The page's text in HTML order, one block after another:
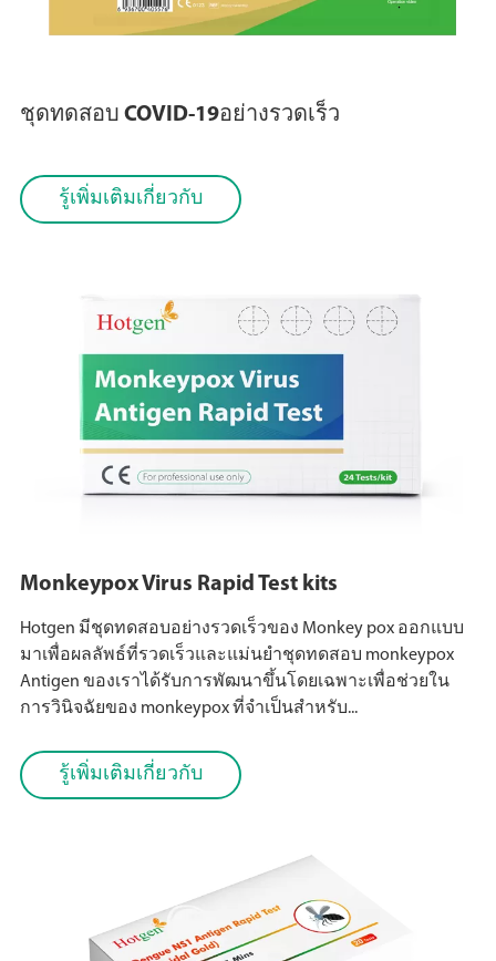
ชุดทดสอบ COVID-19อย่างรวดเร็ว
รู้เพิ่มเติมเกี่ยวกับ
Monkeypox Virus Rapid Test kits
Hotgen มีชุดทดสอบอย่างรวดเร็วของ Monkey pox ออกแบบ
มาเพื่อผลลัพธ์ที่รวดเร็วและแม่นยำชุดทดสอบ monkeypox
Antigen ของเราได้รับการพัฒนาขึ้นโดยเฉพาะเพื่อช่วยใน
การวินิจฉัยของ monkeypox ที่จำเป็นสำหรับ...
รู้เพิ่มเติมเกี่ยวกับ